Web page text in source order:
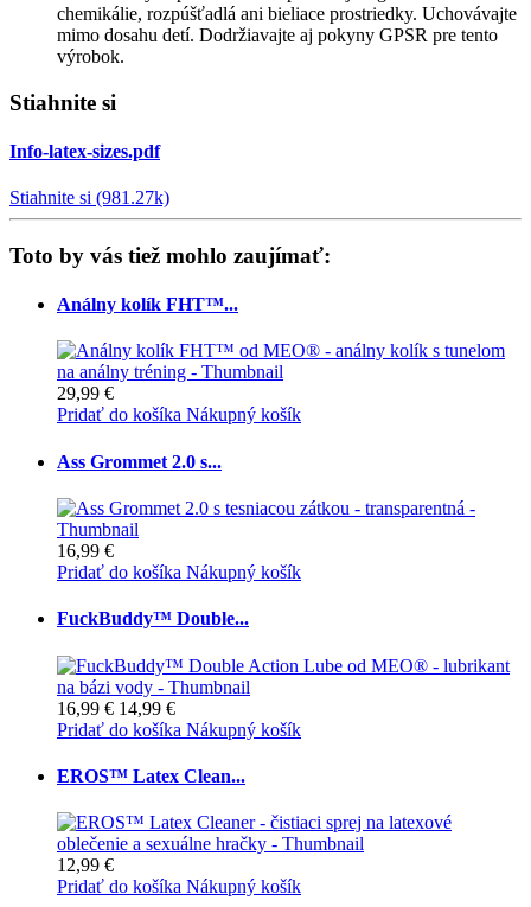
chemikálie, rozpúšťadlá ani bieliace prostriedky. Uchovávajte
mimo dosahu detí. Dodržiavajte aj pokyny GPSR pre tento
výrobok.
Stiahnite si
Info-latex-sizes.pdf
Stiahnite si (981.27k)
Toto by vás tiež mohlo zaujímať:
Análny kolík FHT™...
29,99 €
Pridať do košíka Nákupný košík
Ass Grommet 2.0 s...
16,99 €
Pridať do košíka Nákupný košík
FuckBuddy™ Double...
16,99 € 14,99 €
Pridať do košíka Nákupný košík
EROS™ Latex Clean...
12,99 €
Pridať do košíka Nákupný košík